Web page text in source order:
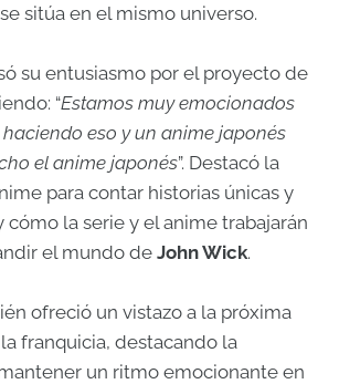
sitúa en el mismo universo.
su entusiasmo por el proyecto de
“Estamos muy emocionados
eso y un anime japonés
el anime japonés”. Destacó la
para contar historias únicas y
cómo la serie y el anime trabajarán
el mundo de John Wick.
ofreció un vistazo a la próxima
franquicia, destacando la
un ritmo emocionante en